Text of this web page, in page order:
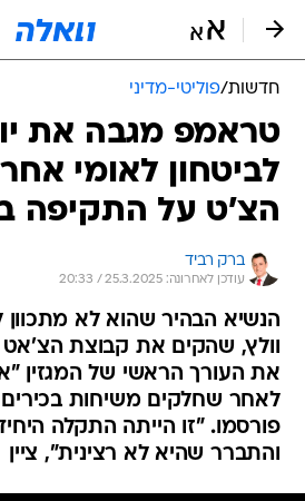
חדשות/פוליטי-מדיני
טראמפ מגבה את
לביטחון לאומי
הצ'ט על התקיפה
ברק רביד
עודכן לאחרונה: 25.3.2025 / 20:33
הנשיא הבהיר שהוא לא
וולץ, שהקים את קבוצת הצ'אט
את העורך הראשי של המגזין
לאחר שחלקים משיחות בכירים
פורסמו. "זו הייתה התקלה
והתברר שהיא לא רצינית", ציין